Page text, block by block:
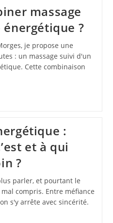
massage
?
je propose une
: un massage suivi d'un
Cette combinaison
:
et à qui
?
parler, et pourtant le
compris. Entre méfiance
s'y arrête avec sincérité.